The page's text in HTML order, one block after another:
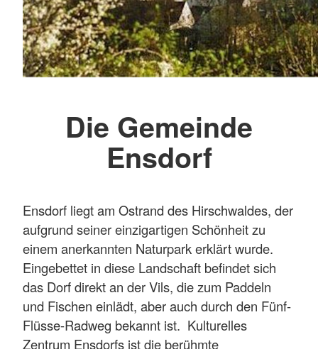
Die Gemeinde
Ensdorf
Ensdorf liegt am Ostrand des Hirschwaldes, der
aufgrund seiner einzigartigen Schönheit zu
einem anerkannten Naturpark erklärt wurde.
Eingebettet in diese Landschaft befindet sich
das Dorf direkt an der Vils, die zum Paddeln
und Fischen einlädt, aber auch durch den Fünf-
Flüsse-Radweg bekannt ist. Kulturelles
Zentrum Ensdorfs ist die berühmte